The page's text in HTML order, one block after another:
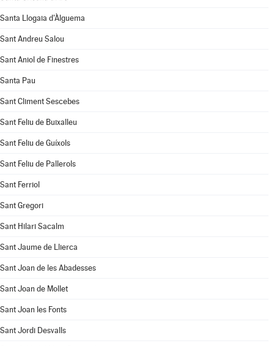
Santa Llogaia d'Àlguema
Sant Andreu Salou
Sant Aniol de Finestres
Santa Pau
Sant Climent Sescebes
Sant Feliu de Buixalleu
Sant Feliu de Guíxols
Sant Feliu de Pallerols
Sant Ferriol
Sant Gregori
Sant Hilari Sacalm
Sant Jaume de Llierca
Sant Joan de les Abadesses
Sant Joan de Mollet
Sant Joan les Fonts
Sant Jordi Desvalls